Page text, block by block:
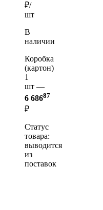
₽/
шт
В
наличии
Коробка
(картон)
1
шт —
6 68687
₽
Статус
товара:
выводится
из
поставок